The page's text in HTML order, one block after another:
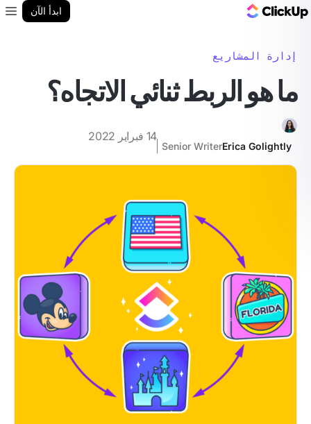
ابدأ الآن
إدارة المشاريع
ما هو الربط ثنائي الاتجاه؟
Erica Golightly
Senior Writer
14 فبراير 2022